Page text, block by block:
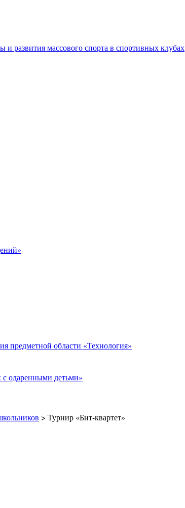
развития массового спорта в спортивных клубах
предметной области «Технология»
одаренными детьми»
> Турнир «Бит-квартет»